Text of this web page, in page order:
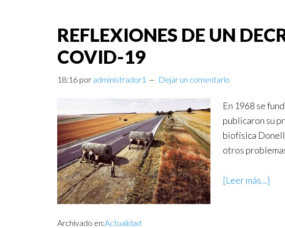
REFLEXIONES DE UN
COVID-19
18:16 por administrador1 Dejar un comentario
En 1968 se
publicaron su
biofísica
otros
[Leer más...]
Archivado en:Actualidad